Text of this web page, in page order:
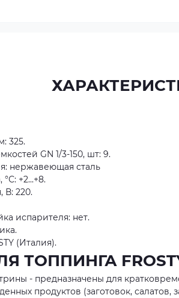
325.
GN 1/3-150, шт: 9.
нержавеющая сталь
+2...+8.
В: 220.
испарителя: нет.
(Италия).
ТОППИНГА
- предназначены для
продуктов (заготовок, салатов,